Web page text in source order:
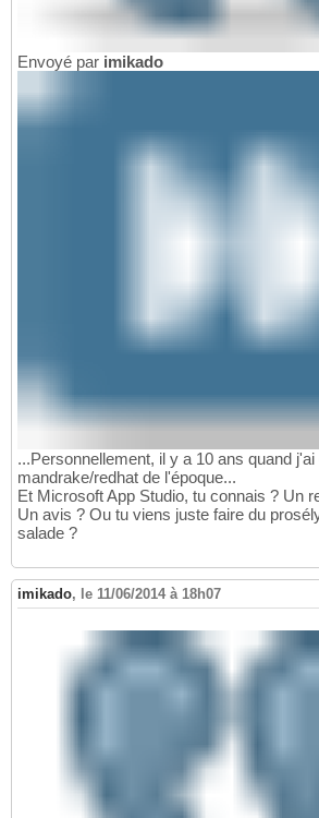
Envoyé par imikado
...Personnellement, il y a 10 ans quand
mandrake/redhat de l'époque...
Et Microsoft App Studio, tu connais ? Un
Un avis ? Ou tu viens juste faire du
salade ?
imikado, le 11/06/2014 à 18h07